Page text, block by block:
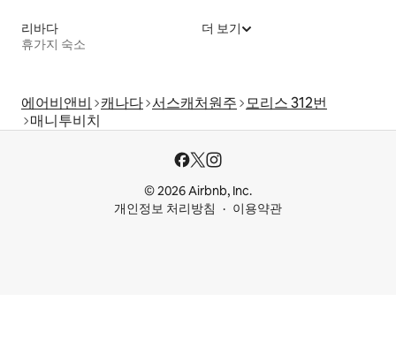
리바다
휴가지 숙소
더 보기
에어비앤비 캐나다 서스캐처원주 모리스 312번
매니투비치
© 2026 Airbnb, Inc.
개인정보 처리방침
이용약관